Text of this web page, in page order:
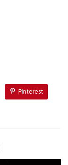
Pinterest